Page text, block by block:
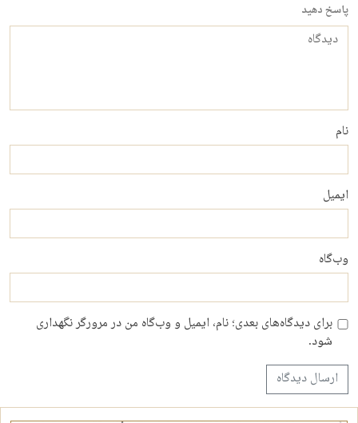
پاسخ دهید
دیدگاه
نام
ایمیل
وب‌گاه
برای دیدگاه‌های بعدی؛ نام، ایمیل و وب‌گاه من در مرورگر نگهداری
شود.